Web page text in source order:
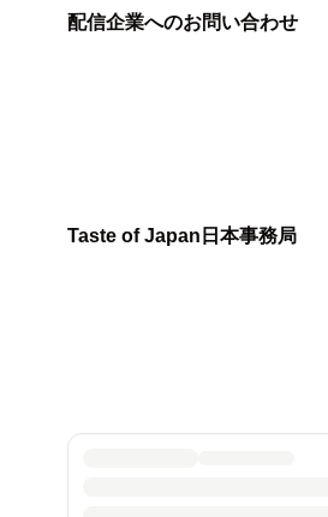
配信企業へのお問い合わせ
Taste of Japan日本事務局